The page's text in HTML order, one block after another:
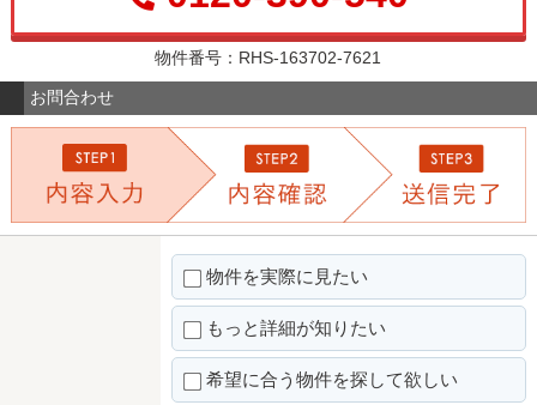
物件番号：RHS-163702-7621
お問合わせ
物件を実際に見たい
もっと詳細が知りたい
希望に合う物件を探して欲しい